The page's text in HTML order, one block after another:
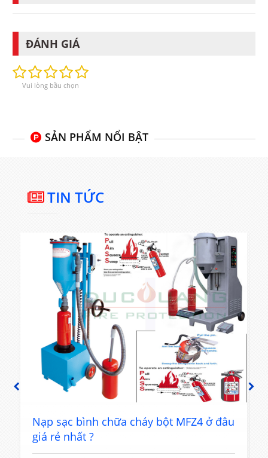
ĐÁNH GIÁ
Vui lòng bầu chọn
SẢN PHẨM NỔI BẬT
TIN TỨC
PREVIOUS
Nạp sạc bình chữa cháy bột MFZ4 ở đâu
giá rẻ nhất ?
NEXT